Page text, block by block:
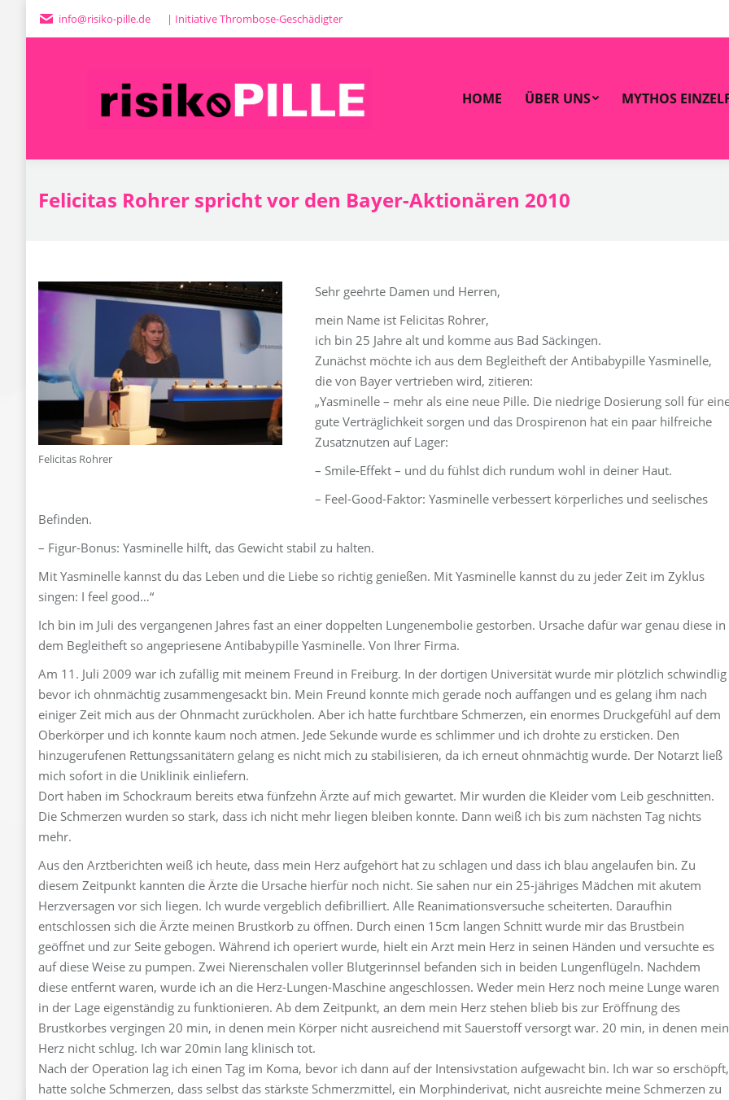
info@risiko-pille.de | Initiative Thrombose-Geschädigter
HOME ÜBER UNS MYTHOS
Felicitas Rohrer spricht vor den Bayer-Aktionären 2010
Felicitas Rohrer
Sehr geehrte Damen und Herren,
mein Name ist Felicitas Rohrer,
ich bin 25 Jahre alt und komme aus Bad Säckingen.
Zunächst möchte ich aus dem Begleitheft der Antibabypille Yasminelle,
die von Bayer vertrieben wird, zitieren:
„Yasminelle – mehr als eine neue Pille. Die niedrige Dosierung soll für
gute Verträglichkeit sorgen und das Drospirenon hat ein paar hilfreiche
Zusatznutzen auf Lager:
– Smile-Effekt – und du fühlst dich rundum wohl in deiner Haut.
– Feel-Good-Faktor: Yasminelle verbessert körperliches und seelisches
Befinden.
– Figur-Bonus: Yasminelle hilft, das Gewicht stabil zu halten.
Mit Yasminelle kannst du das Leben und die Liebe so richtig genießen. Mit Yasminelle kannst du zu jeder Zeit im Zyklus
singen: I feel good…“
Ich bin im Juli des vergangenen Jahres fast an einer doppelten Lungenembolie gestorben. Ursache dafür war genau diese in
dem Begleitheft so angepriesene Antibabypille Yasminelle. Von Ihrer Firma.
Am 11. Juli 2009 war ich zufällig mit meinem Freund in Freiburg. In der dortigen Universität wurde mir plötzlich schwindlig
bevor ich ohnmächtig zusammengesackt bin. Mein Freund konnte mich gerade noch auffangen und es gelang ihm nach
einiger Zeit mich aus der Ohnmacht zurückholen. Aber ich hatte furchtbare Schmerzen, ein enormes Druckgefühl auf dem
Oberkörper und ich konnte kaum noch atmen. Jede Sekunde wurde es schlimmer und ich drohte zu ersticken. Den
hinzugerufenen Rettungssanitätern gelang es nicht mich zu stabilisieren, da ich erneut ohnmächtig wurde. Der Notarzt ließ
mich sofort in die Uniklinik einliefern.
Dort haben im Schockraum bereits etwa fünfzehn Ärzte auf mich gewartet. Mir wurden die Kleider vom Leib geschnitten.
Die Schmerzen wurden so stark, dass ich nicht mehr liegen bleiben konnte. Dann weiß ich bis zum nächsten Tag nichts
mehr.
Aus den Arztberichten weiß ich heute, dass mein Herz aufgehört hat zu schlagen und dass ich blau angelaufen bin. Zu
diesem Zeitpunkt kannten die Ärzte die Ursache hierfür noch nicht. Sie sahen nur ein 25-jähriges Mädchen mit akutem
Herzversagen vor sich liegen. Ich wurde vergeblich defibrilliert. Alle Reanimationsversuche scheiterten. Daraufhin
entschlossen sich die Ärzte meinen Brustkorb zu öffnen. Durch einen 15cm langen Schnitt wurde mir das Brustbein
geöffnet und zur Seite gebogen. Während ich operiert wurde, hielt ein Arzt mein Herz in seinen Händen und versuchte es
auf diese Weise zu pumpen. Zwei Nierenschalen voller Blutgerinnsel befanden sich in beiden Lungenflügeln. Nachdem
diese entfernt waren, wurde ich an die Herz-Lungen-Maschine angeschlossen. Weder mein Herz noch meine Lunge waren
in der Lage eigenständig zu funktionieren. Ab dem Zeitpunkt, an dem mein Herz stehen blieb bis zur Eröffnung des
Brustkorbes vergingen 20 min, in denen mein Körper nicht ausreichend mit Sauerstoff versorgt war. 20 min, in denen mein
Herz nicht schlug. Ich war 20min lang klinisch tot.
Nach der Operation lag ich einen Tag im Koma, bevor ich dann auf der Intensivstation aufgewacht bin. Ich war so erschöpft,
hatte solche Schmerzen, dass selbst das stärkste Schmerzmittel, ein Morphinderivat, nicht ausreichte meine Schmerzen zu